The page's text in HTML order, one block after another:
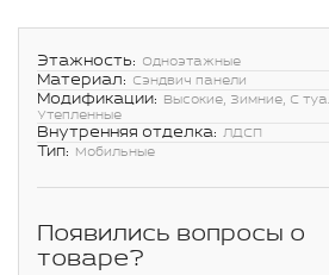
Этажность: Одноэтажные
Материал: Сэндвич панели
Модификации: Высокие, Зимние, С
Утепленные
Внутренняя отделка: ЛДСП
Тип: Мобильные
Появились вопросы о
товаре?